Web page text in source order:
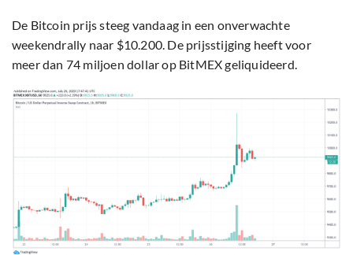
De Bitcoin prijs steeg vandaag in een onverwachte
weekendrally naar $10.200. De prijsstijging heeft voor
meer dan 74 miljoen dollar op BitMEX geliquideerd.